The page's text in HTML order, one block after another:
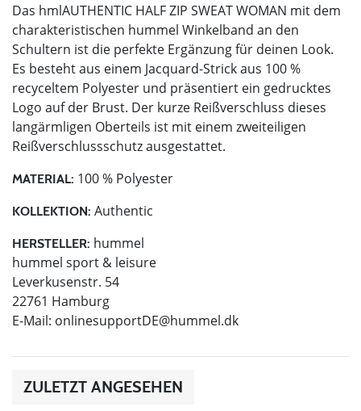
Das hmlAUTHENTIC HALF ZIP SWEAT WOMAN mit dem
charakteristischen hummel Winkelband an den
Schultern ist die perfekte Ergänzung für deinen Look.
Es besteht aus einem Jacquard-Strick aus 100 %
recyceltem Polyester und präsentiert ein gedrucktes
Logo auf der Brust. Der kurze Reißverschluss dieses
langärmligen Oberteils ist mit einem zweiteiligen
Reißverschlussschutz ausgestattet.
MATERIAL: 100 % Polyester
KOLLEKTION: Authentic
HERSTELLER: hummel
hummel sport & leisure
Leverkusenstr. 54
22761 Hamburg
E-Mail: onlinesupportDE@hummel.dk
ZULETZT ANGESEHEN